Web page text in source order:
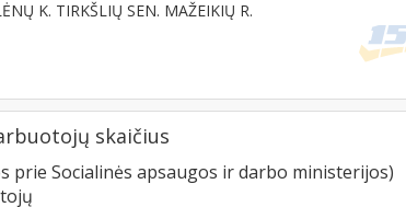
K. TIRKŠLIŲ SEN. MAŽEIKIŲ R.
skaičius
prie Socialinės apsaugos ir darbo ministerijos)